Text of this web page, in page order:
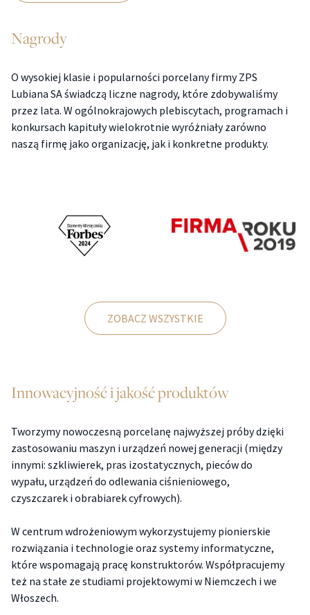
Nagrody
O wysokiej klasie i popularności porcelany firmy ZPS
Lubiana SA świadczą liczne nagrody, które zdobywaliśmy
przez lata. W ogólnokrajowych plebiscytach, programach i
konkursach kapituły wielokrotnie wyróżniały zarówno
naszą firmę jako organizację, jak i konkretne produkty.
ZOBACZ WSZYSTKIE
Innowacyjność i jakość produktów
Tworzymy nowoczesną porcelanę najwyższej próby dzięki
zastosowaniu maszyn i urządzeń nowej generacji (między
innymi: szkliwierek, pras izostatycznych, pieców do
wypału, urządzeń do odlewania ciśnieniowego,
czyszczarek i obrabiarek cyfrowych).
W centrum wdrożeniowym wykorzystujemy pionierskie
rozwiązania i technologie oraz systemy informatyczne,
które wspomagają pracę konstruktorów. Współpracujemy
też na stałe ze studiami projektowymi w Niemczech i we
Włoszech.